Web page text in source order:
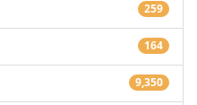
259
164
9,350